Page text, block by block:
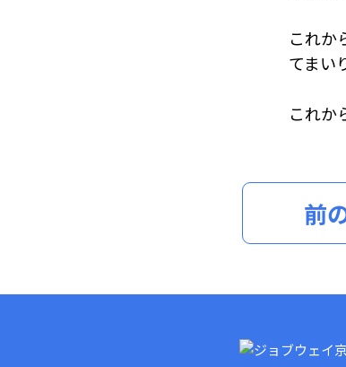
これか
てまい
これか
前